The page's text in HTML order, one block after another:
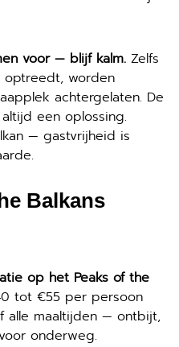
voor — blijf kalm.Zelfs
optreedt, worden
achtergelaten. De
een oplossing.
— gastvrijheid is
Balkans
op het Peaks of the
tot €55 per persoon
alle maaltijden — ontbijt,
onderweg.